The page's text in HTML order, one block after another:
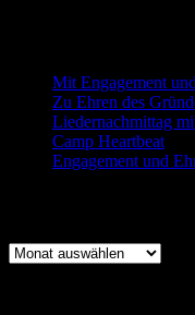
Mit Engagement
Zu Ehren des
Liedernachmittag
Camp Heartbeat
Engagement und
Beitragsarchiv